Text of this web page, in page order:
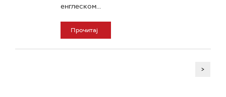
енглеском...
Прочитај
>